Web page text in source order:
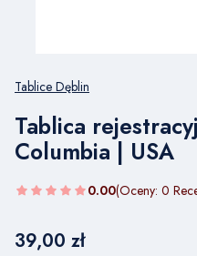
Tablice Dęblin
Tablica
Columbia | USA
0.00(Oceny: 0
Cena
39,00 zł